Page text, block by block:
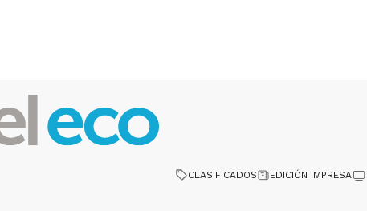
CLASIFICADOS EDICIÓN IMPRESA